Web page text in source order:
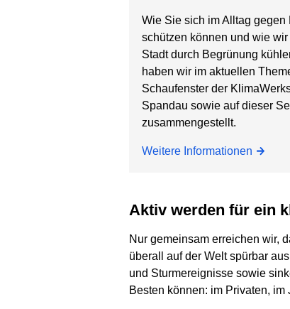
Wie Sie sich im Alltag gegen
schützen können und wie
Stadt durch Begrünung
haben wir im aktuellen
Schaufenster der
Spandau sowie auf dieser
zusammengestellt.
Weitere Informationen
Aktiv werden für ein
Nur gemeinsam erreichen wir,
überall auf der Welt spürbar
und Sturmereignisse sowie
Besten können: im Privaten,